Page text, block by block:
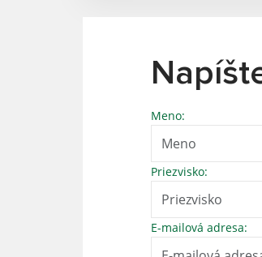
Meno:
Priezvisko:
E-mailová adresa: